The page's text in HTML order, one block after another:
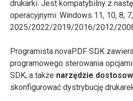
drukarki. Jest kompatybilny z
operacyjnymi: Windows 11, 10, 8,
2025/2022/2019/2016/2012/
Programista novaPDF SDK
programowego sterowania
SDK, a także narzędzie
skonfigurować dystrybucję